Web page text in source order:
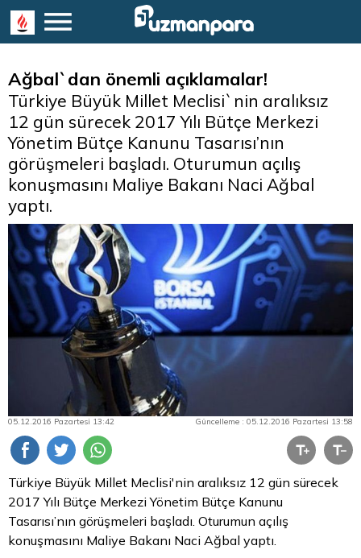
Ağbal`dan önemli açıklamalar!
Türkiye Büyük Millet Meclisi`nin aralıksız
12 gün sürecek 2017 Yılı Bütçe Merkezi
Yönetim Bütçe Kanunu Tasarısı’nın
görüşmeleri başladı. Oturumun açılış
konuşmasını Maliye Bakanı Naci Ağbal
yaptı.
05.12.2016 Pazartesi 13:42 Güncelleme : 05.12.2016 Pazartesi 13:58
Türkiye Büyük Millet Meclisi'nin aralıksız 12 gün sürecek
2017 Yılı Bütçe Merkezi Yönetim Bütçe Kanunu
Tasarısı’nın görüşmeleri başladı. Oturumun açılış
konuşmasını Maliye Bakanı Naci Ağbal yaptı.